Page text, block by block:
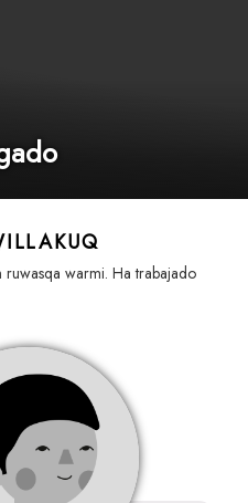
warmi. Ha trabajado